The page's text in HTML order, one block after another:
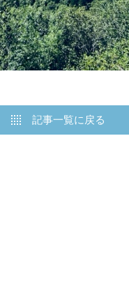
記事一覧に戻る